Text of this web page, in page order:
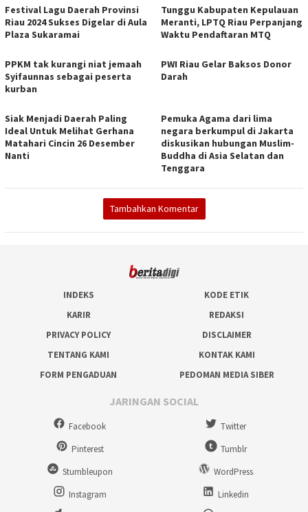
Festival Lagu Daerah Provinsi
Riau 2024 Sukses Digelar di Aula
Plaza Sukaramai
Tunggu Kabupaten Kepulauan
Meranti, LPTQ Riau Perpanjang
Waktu Pendaftaran MTQ
PPKM tak kurangi niat jemaah
Syifaunnas sebagai peserta
kurban
PWI Riau Gelar Baksos Donor
Darah
Siak Menjadi Daerah Paling
Ideal Untuk Melihat Gerhana
Matahari Cincin 26 Desember
Nanti
Pemuka Agama dari lima
negara berkumpul di Jakarta
diskusikan hubungan Muslim-
Buddha di Asia Selatan dan
Tenggara
Tambahkan Komentar
INDEKS
KODE ETIK
KARIR
REDAKSI
PRIVACY POLICY
DISCLAIMER
TENTANG KAMI
KONTAK KAMI
FORM PENGADUAN
PEDOMAN MEDIA SIBER
JARINGAN SOCIAL
Facebook
Twitter
Pinterest
Tumblr
Stumbleupon
WordPress
Instagram
Linkedin